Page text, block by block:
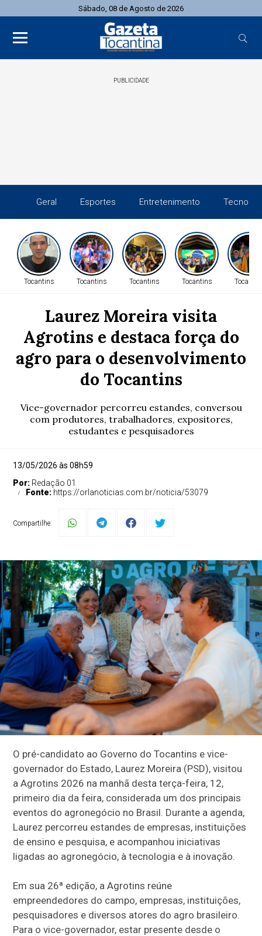
Sábado, 08 de Agosto de 2026
PUBLICIDADE
Geral Esportes Entretenimento
Tocantins Tocantins Tocantins Tocantins
Laurez Moreira visita
Agrotins e destaca força do
agro para o desenvolvimento
do Tocantins
Vice-governador percorreu estandes, conversou
com produtores, trabalhadores, expositores,
estudantes e pesquisadores
13/05/2026 às 08h59
Por: Redação 01
Fonte: https://orlanoticias.com.br/noticia/53079
Compartilhe:
O pré-candidato ao Governo do Tocantins e vice-
governador do Estado, Laurez Moreira (PSD), visitou
a Agrotins 2026 na manhã desta terça-feira, 12,
primeiro dia da feira, considerada um dos principais
eventos do agronegócio no Brasil. Durante a agenda,
Laurez percorreu estandes de empresas, instituições
de ensino e pesquisa, e acompanhou iniciativas
ligadas ao agronegócio, à tecnologia e à inovação.
Em sua 26ª edição, a Agrotins reúne
empreendedores do campo, empresas, instituições,
pesquisadores e diversos atores do agro brasileiro.
Para o vice-governador, estar presente desde o